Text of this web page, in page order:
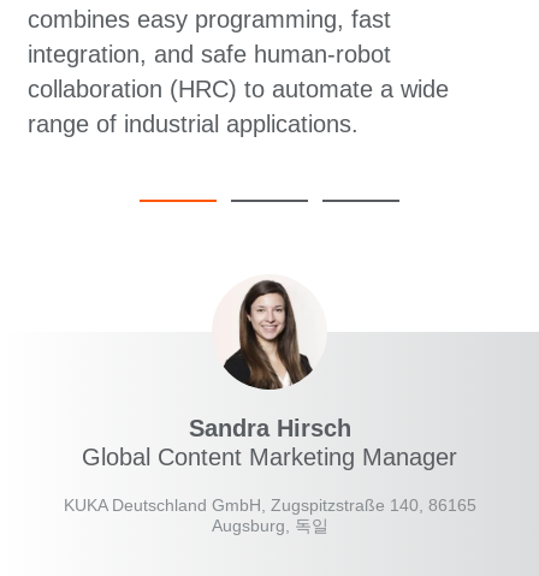
combines easy programming, fast
integration, and safe human-robot
collaboration (HRC) to automate a wide
range of industrial applications.
Sandra Hirsch
Global Content Marketing Manager
KUKA Deutschland GmbH, Zugspitzstraße 140, 86165
Augsburg, 독일